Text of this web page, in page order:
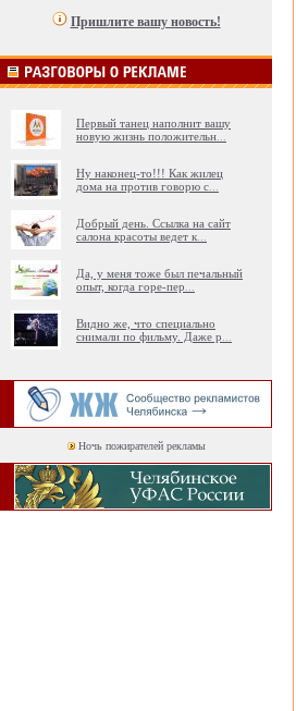
Пришлите вашу новость!
Первый танец наполнит вашу
новую жизнь положительн
Ну наконец-то!!! Как жилец
дома на против говорю с
Добрый день. Ссылка на сайт
салона красоты ведет к
Да, у меня тоже был печальный
опыт, когда горе-пер
Видно же, что специально
снимали по фильму. Даже р
Ночь пожирателей рекламы